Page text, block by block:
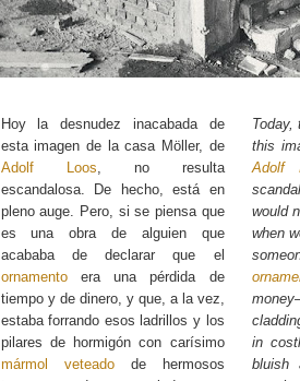
Hoy la desnudez inacabada de
esta imagen de la casa Möller, de
Adolf Loos, no resulta
escandalosa. De hecho, está en
pleno auge. Pero, si se piensa que
es una obra de alguien que
acababa de declarar que el
ornamentoera una pérdida de
tiempo y de dinero, y que, a la vez,
estaba forrando esos ladrillos y los
pilares de hormigón con carísimo
mármol veteadode hermosos
Today,
this
Adolf
would
when
in
bluish